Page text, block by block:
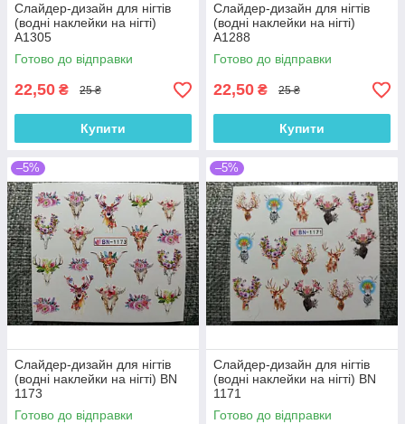
Слайдер-дизайн для нігтів
(водні наклейки на нігті)
A1305
Готово до відправки
22,50 ₴ 25 ₴
Купити
Слайдер-дизайн для нігтів
(водні наклейки на нігті)
A1288
Готово до відправки
22,50 ₴ 25 ₴
Купити
–5%
Слайдер-дизайн для нігтів
(водні наклейки на нігті) BN
1173
Готово до відправки
–5%
Слайдер-дизайн для нігтів
(водні наклейки на нігті) BN
1171
Готово до відправки